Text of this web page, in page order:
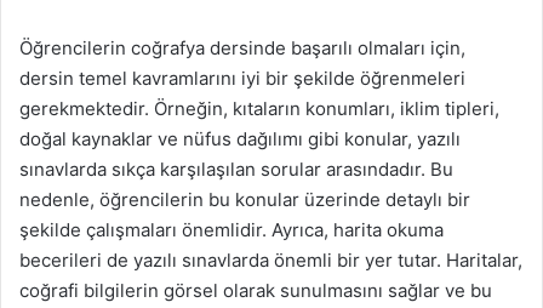
Öğrencilerin coğrafya dersinde başarılı olmaları için,
dersin temel kavramlarını iyi bir şekilde öğrenmeleri
gerekmektedir. Örneğin, kıtaların konumları, iklim tipleri,
doğal kaynaklar ve nüfus dağılımı gibi konular, yazılı
sınavlarda sıkça karşılaşılan sorular arasındadır. Bu
nedenle, öğrencilerin bu konular üzerinde detaylı bir
şekilde çalışmaları önemlidir. Ayrıca, harita okuma
becerileri de yazılı sınavlarda önemli bir yer tutar. Haritalar,
coğrafi bilgilerin görsel olarak sunulmasını sağlar ve bu